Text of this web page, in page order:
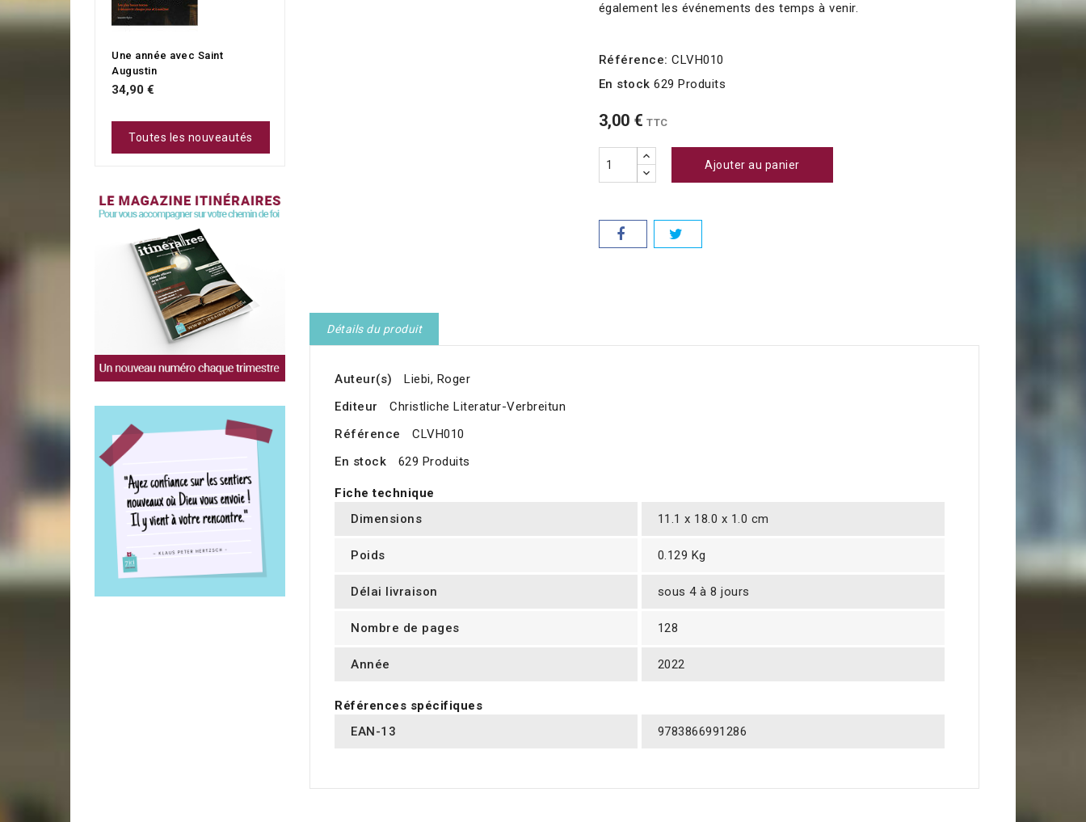
également les événements des temps à venir.
Référence: CLVH010
En stock 629 Produits
3,00 € TTC
Ajouter au panier
Détails du produit
Auteur(s)
Liebi, Roger
Editeur
Christliche Literatur-Verbreitun
Référence
CLVH010
En stock
629 Produits
Fiche technique
Dimensions
11.1 x 18.0 x 1.0 cm
Poids 0.129 Kg
Délai livraison sous 4 à 8 jours
Nombre de pages 128
Année 2022
Références spécifiques
EAN-13
9783866991286
Une année avec Saint
Augustin
34,90 €
Toutes les nouveautés